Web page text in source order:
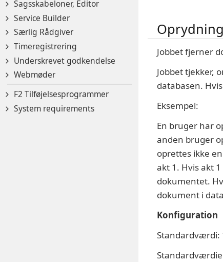
Sagsskabeloner, Editor
Service Builder
Særlig Rådgiver
Timeregistrering
Underskrevet godkendelse
Webmøder
F2 Tilføjelsesprogrammer
System requirements
Jobbet fjerner
Jobbet tjekker,
databasen.
Eksempel:
En bruger har
anden bruger
oprettes ikke
akt 1. Hvis akt
dokumentet.
dokument i
Konfiguration
Standardværdi: